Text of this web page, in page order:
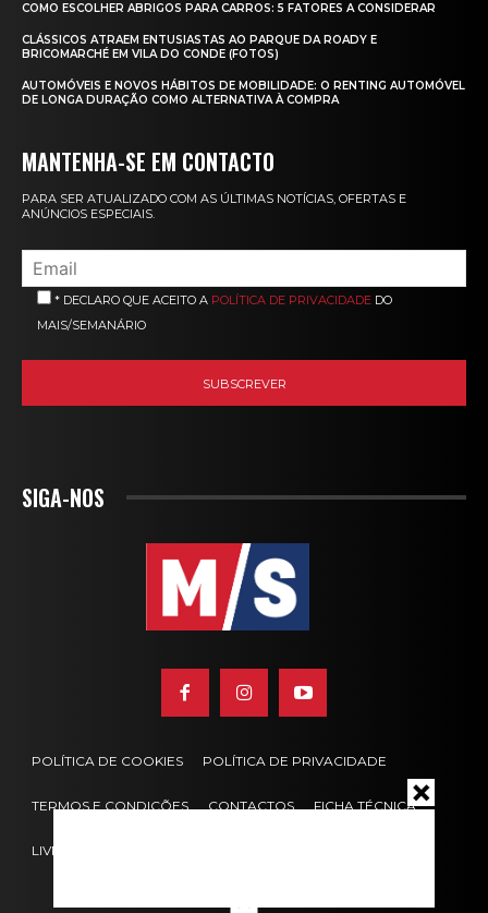
COMO ESCOLHER ABRIGOS PARA CARROS: 5 FATORES A CONSIDERAR
CLÁSSICOS ATRAEM ENTUSIASTAS AO PARQUE DA ROADY E
BRICOMARCHÉ EM VILA DO CONDE (FOTOS)
AUTOMÓVEIS E NOVOS HÁBITOS DE MOBILIDADE: O RENTING AUTOMÓVEL
DE LONGA DURAÇÃO COMO ALTERNATIVA À COMPRA
MANTENHA-SE EM CONTACTO
PARA SER ATUALIZADO COM AS ÚLTIMAS NOTÍCIAS, OFERTAS E
ANÚNCIOS ESPECIAIS.
* DECLARO QUE ACEITO A POLÍTICA DE PRIVACIDADE DO
MAIS/SEMANÁRIO
SIGA-NOS
POLÍTICA DE COOKIES POLÍTICA DE PRIVACIDADE
TERMOS E CONDIÇÕES CONTACTOS FICHA TÉCNICA
LIVRO DE RECLAMAÇÕES